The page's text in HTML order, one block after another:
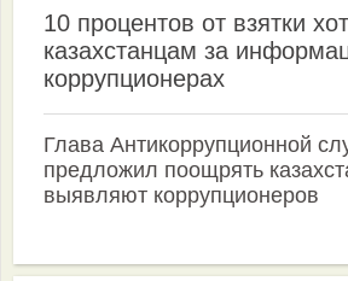
10 процентов от взятки
казахстанцам за
коррупционерах
Глава Антикоррупционной
предложил поощрять
выявляют коррупционеров